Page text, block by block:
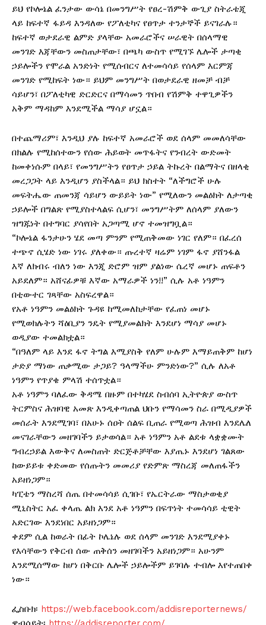
ይህ የኮሎኔል ፈንታው ውሳኔ በመንግሥት የፀረ-ሽምቅ ውጊያ ስትራቴጂ
ላይ ከፍተኛ ፋይዳ እንዳለው የፖለቲካና የፀጥታ ተንታኞች ይናገራሉ።
ከፍተኛ ወታደራዊ ልምድ ያላቸው አመራሮችና ሠራዊት በሰላማዊ
መንገድ እጃቸውን መስጠታቸው፣ በጫካ ውስጥ የሚገኙ ሌሎች ታጣቂ
ኃይሎችን የሞራል አንድነት የሚሰብርና ለተመሳሳይ የሰላም እርምጃ
መንገድ የሚከፍት ነው። ይህም መንግሥት በወታደራዊ ዘመቻ ብቻ
ሳይሆን፣ በፖለቲካዊ ድርድርና በማሳመን ጥበብ የሽምቅ ተዋጊዎችን
አቅም ማዳከም እንደሚችል ማሳያ ሆኗል።
በተጨማሪም፣ እንዲህ ያሉ ከፍተኛ አመራሮች ወደ ሰላም መመለሳቸው
በክልሉ የሚከሰተውን የሰው ሕይወት መጥፋትና የንብረት ውድመት
ከመቀነሱም በላይ፣ የመንግሥትን የፀጥታ ኃይል ትኩረት በልማትና በዘላቂ
መረጋጋት ላይ እንዲሆን ያስችላል። ይህ ክስተት “ለችግሮች ሁሉ
መፍትሔው ጠመንጃ ሳይሆን ውይይት ነው” የሚለውን መልዕክት ለታጣቂ
ኃይሎች በግልጽ የሚያስተላልፍ ሲሆን፣ መንግሥትም ለሰላም ያለውን
ዝግጁነት በተግባር ያሳየበት አጋጣሚ ሆኖ ተመዝግቧል።
“ኮሎኔል ፋንታሁን ሄደ መጣ ምንም የሚጠቅመው ነገር የለም። በፈረሰ
ተጭኖ ሲሄድ ነው ነገሩ ያለቀው። ጡረተኛ ዛሬም ነገም ፋኖ ያሸንፋል
እኛ ለክብሩ ብለን ነው እንጂ ድሮም ዝም ያልነው ሴረኛ መሆኑ ጠፍቶን
አይደለም። አሸናፊዎቹ እኛው አማራዎች ነን!!” ሲሉ አቶ ነዓምን
በቲውተር ገጻቸው አስፍረዋል።
የአቶ ነዓምን መልዕክት ጉዳዩ ከሚመለከታቸው የፈጠነ መሆኑ
የሚወክሉትን ሻዕቢያን ንዴት የሚያመልክት እንደሆነ ማሳያ መሆኑ
ወዲያው ተመልክቷል።
“በዓለም ላይ እንደ ፋኖ ትግል እሚያስቅ የለም ሁሉም እማይጠቅም ከሆነ
ታድያ ማነው ጠቃሚው ታጋይ? ዓላማችሁ ምንድነው?” ሲሉ ለአቶ
ነዓምን የጥያቄ ምላሽ ተሰጥቷል።
አቶ ነዓምን ባለፈው ቅዳሜ በዙም በተካሄደ ስብሰባ ኢትዮጵያ ውስጥ
ትርምስና ሕዝባዊ አመጽ እንዲቀጣጠል ህቡን የማሳመን ስራ በሚዲያዎች
መሰራት እንደሚገባ፣ በአሁኑ ሰዐት ሰልፍ ቢጠራ የሚወጣ ሕዝብ እንደሌለ
መናገራቸውን መዘገባችን ይታወሳል። አቶ ነዓምን አቶ ልደቱ ላቋቋሙት
ግብረኃይል እውቅና ለመስጠት ድርጅቶቻቸው እያጤኑ እንደሆነ ገልጸው
ከውይይቱ ቀድመው የሰጡትን መመሪያ የድምጽ ማስረጃ መለጠፋችን
አይዘነጋም።
ካፒቴን ማስረሻ ሰጤ በተመሳሳይ ሲገቡ፣ የኤርትራው ማስታወቂያ
ሚኒስትር አፈ ቀላጤ ልክ እንደ አቶ ነዓምን በፍጥነት ተመሳሳይ ቲዊት
አድርገው እንደነበር አይዘነጋም።
ቀደም ሲል ከወራት በፊት ኮሌኔሉ ወደ ሰላም መንገድ እንደሚያቀኑ
የእሳቸውን የቅርብ ሰው ጠቅሰን መዘገባችን አይዘነጋም። አሁንም
እንደሚሰማው ከሆነ በቅርቡ ሌሎች ኃይሎችም ይገባሉ ተብሎ እየተጠበቀ
ነው።
ፌስቡክ፡ https://web.facebook.com/addisreporternews/